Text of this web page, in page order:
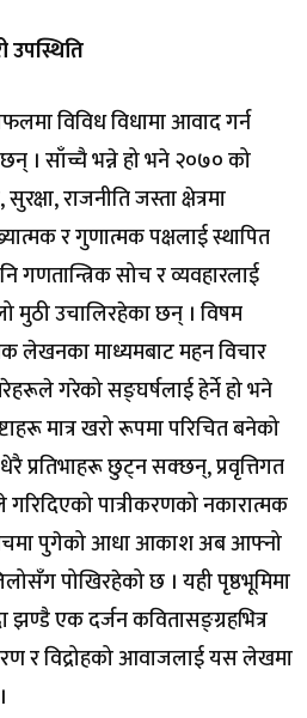
उपस्थिति
विविध विधामा आवाद गर्न
। साँच्चै भन्ने हो भने २०७० को
राजनीति जस्ता क्षेत्रमा
र गुणात्मक पक्षलाई स्थापित
गणतान्त्रिक सोच र व्यवहारलाई
मुठी उचालिरहेका छन् । विषम
लेखनका माध्यमबाट महन विचार
गरेको सङ्घर्षलाई हेर्ने हो भने
मात्र खरो रूपमा परिचित बनेको
प्रतिभाहरू छुट्न सक्छन्, प्रवृत्तिगत
पात्रीकरणको नकारात्मक
पुगेको आधा आकाश अब आफ्नो
पोखिरहेको छ । यही पृष्ठभूमिमा
एक दर्जन कवितासङ्ग्रहभित्र
र विद्रोहको आवाजलाई यस लेखमा